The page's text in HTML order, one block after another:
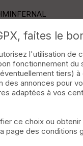
faites le
l'utilisation de
fonctionnement du
tiers) à
des annonces pour
adaptées à vos
ce choix ou obtenir
page des conditions